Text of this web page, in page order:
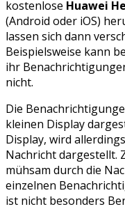
kostenlose Huawei
(Android oder iOS)
lassen sich dann
Beispielsweise kann
ihr
nicht.
Die
kleinen Display
Display, wird
Nachricht dargestellt.
mühsam durch die
einzelnen
ist nicht besonders